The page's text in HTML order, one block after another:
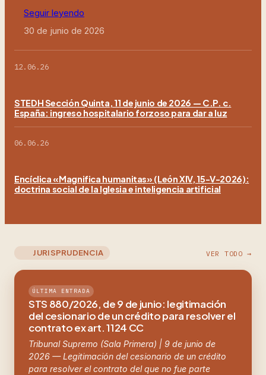
Seguir leyendo
30 de junio de 2026
12.06.26
STEDH Sección Quinta, 11 de junio de 2026 — C.P. c.
España: ingreso hospitalario forzoso para dar a luz
06.06.26
Encíclica «Magnifica humanitas» (León XIV, 15-V-2026):
doctrina social de la Iglesia e inteligencia artificial
JURISPRUDENCIA VER TODO →
ÚLTIMA ENTRADA
STS 880/2026, de 9 de junio: legitimación
del cesionario de un crédito para resolver el
contrato ex art. 1124 CC
Tribunal Supremo (Sala Primera) | 9 de junio de
2026 — Legitimación del cesionario de un crédito
para resolver el contrato del que no fue parte